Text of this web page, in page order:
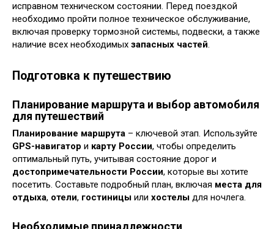
исправном техническом состоянии. Перед поездкой
необходимо пройти полное техническое обслуживание,
включая проверку тормозной системы, подвески, а также
наличие всех необходимых запасных частей.
Подготовка к путешествию
Планирование маршрута и выбор автомобиля
для путешествий
Планирование маршрута – ключевой этап. Используйте
GPS-навигатор и карту России, чтобы определить
оптимальный путь, учитывая состояние дорог и
достопримечательности России, которые вы хотите
посетить. Составьте подробный план, включая места для
отдыха, отели, гостиницы или хостелы для ночлега.
Необходимые принадлежности